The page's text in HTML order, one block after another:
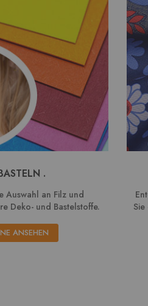
.
Auswahl an Filz und
Deko- und Bastelstoffe.
ANSEHEN